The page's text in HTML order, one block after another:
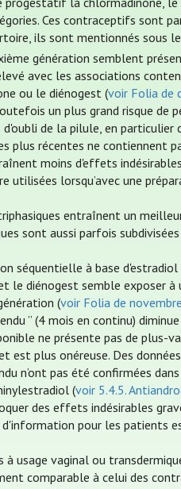
Ces contraceptifs sont
ils sont mentionnés sous
génération semblent
avec les associations
ou le diénogest (voir Folia de
un plus grand risque de
de la pilule, en
plus récentes ne contiennent
moins d'effets
utilisées lorsqu’avec une
entraînent un
sont aussi parfois
séquentielle à base
diénogest semble exposer à
(voir Folia de
” (4 mois en continu)
ne présente pas de plus-
est plus onéreuse. Des
n’ont pas été confirmées
(voir 5.4.5.
des effets indésirables
d'information pour les patients
usage vaginal ou
comparable à celui des